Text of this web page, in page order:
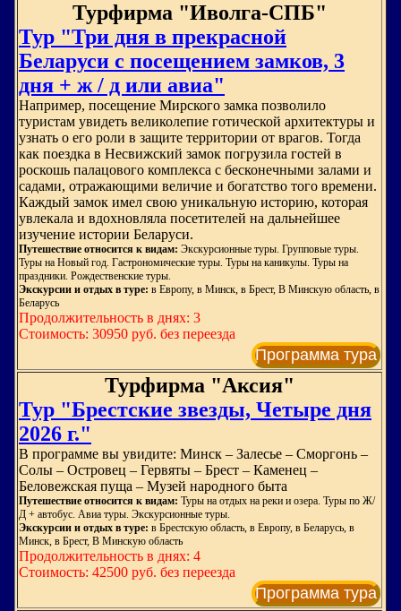
Турфирма "Иволга-СПБ"
Тур "Три дня в прекрасной
Беларуси с посещением замков, 3
дня + ж / д или авиа"
Например, посещение Мирского замка позволило
туристам увидеть великолепие готической архитектуры и
узнать о его роли в защите территории от врагов. Тогда
как поездка в Несвижский замок погрузила гостей в
роскошь палацового комплекса с бесконечными залами и
садами, отражающими величие и богатство того времени.
Каждый замок имел свою уникальную историю, которая
увлекала и вдохновляла посетителей на дальнейшее
изучение истории Беларуси.
Путешествие относится к видам: Экскурсионные туры. Групповые туры.
Туры на Новый год. Гастрономические туры. Туры на каникулы. Туры на
праздники. Рождественские туры.
Экскурсии и отдых в туре: в Европу, в Минск, в Брест, В Минскую область, в
Беларусь
Продолжительность в днях: 3
Стоимость: 30950 руб. без переезда
Программа тура
Турфирма "Аксия"
Тур "Брестские звезды, Четыре дня
2026 г."
В программе вы увидите: Минск – Залесье – Сморгонь –
Солы – Островец – Гервяты – Брест – Каменец –
Беловежская пуща – Музей народного быта
Путешествие относится к видам: Туры на отдых на реки и озера. Туры по Ж/
Д + автобус. Авиа туры. Экскурсионные туры.
Экскурсии и отдых в туре: в Брестскую область, в Европу, в Беларусь, в
Минск, в Брест, В Минскую область
Продолжительность в днях: 4
Стоимость: 42500 руб. без переезда
Программа тура